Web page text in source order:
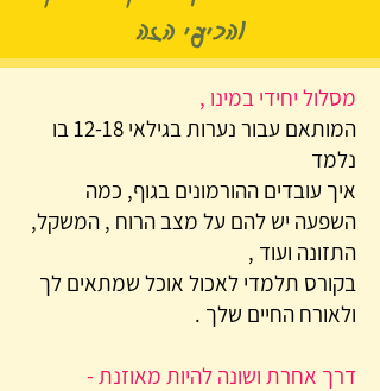
והכייפי הזה
מסלול יחידי במינו ,
המותאם עבור נערות בגילאי 12-18 בו
נלמד
איך עובדים ההורמונים בגוף, כמה
השפעה יש להם על מצב הרוח , המשקל,
התזונה ועוד ,
בקורס תלמדי לאכול אוכל שמתאים לך
ולאורח החיים שלך .
דרך אחרת ושונה להיות מאוזנת -